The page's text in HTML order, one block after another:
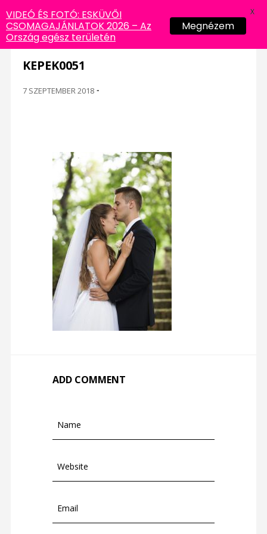
KEPEK0051
7 SZEPTEMBER 2018 -
ADD COMMENT
VIDEÓ ÉS FOTÓ: ESKÜVŐI
CSOMAGAJÁNLATOK 2026 – Az
Ország egész területén
Megnézem
X